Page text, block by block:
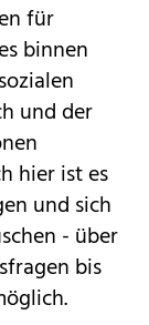
für
binnen
und der
hier ist es
und sich
- über
bis